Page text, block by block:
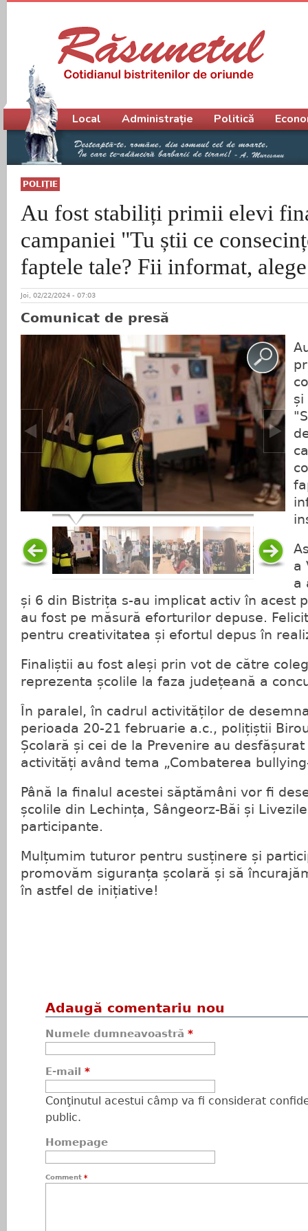
POLIŢIE
Au fost stabiliți primii elevi
campaniei "Tu știi ce
faptele tale? Fii informat,
Joi, 02/22/2024 - 07:03
Comunicat de presă
și
a
a
și 6 din Bistrița s-au implicat activ în acest
au fost pe măsură eforturilor depuse.
pentru creativitatea și efortul depus în
Finaliștii au fost aleși prin vot de către
reprezenta școlile la faza județeană a
În paralel, în cadrul activităților de
perioada 20-21 februarie a.c., polițiștii
Școlară și cei de la Prevenire au
activități având tema „Combaterea
Până la finalul acestei săptămâni vor fi
școlile din Lechința, Sângeorz-Băi și
participante.
Mulțumim tuturor pentru susținere și
promovăm siguranța școlară și să
în astfel de inițiative!
Adaugă comentariu nou
Numele dumneavoastră *
E-mail *
Conţinutul acestui câmp va fi considerat
public.
Homepage
Comment *
Meniu principal
Local Administrație Politică